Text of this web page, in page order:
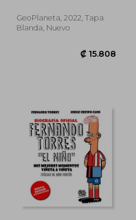
GeoPlaneta, 2022, Tapa
Blanda, Nuevo